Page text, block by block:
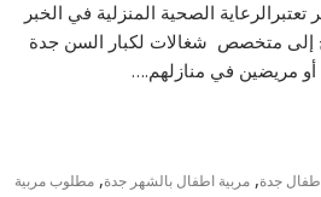
الصحية المنزلية في الخبر
إلى متخصص شغالات لكبار السن جدة
مريضين في منازلهم.…
جدة,مربية اطفال بالشهر جدة,مطلوب مربية